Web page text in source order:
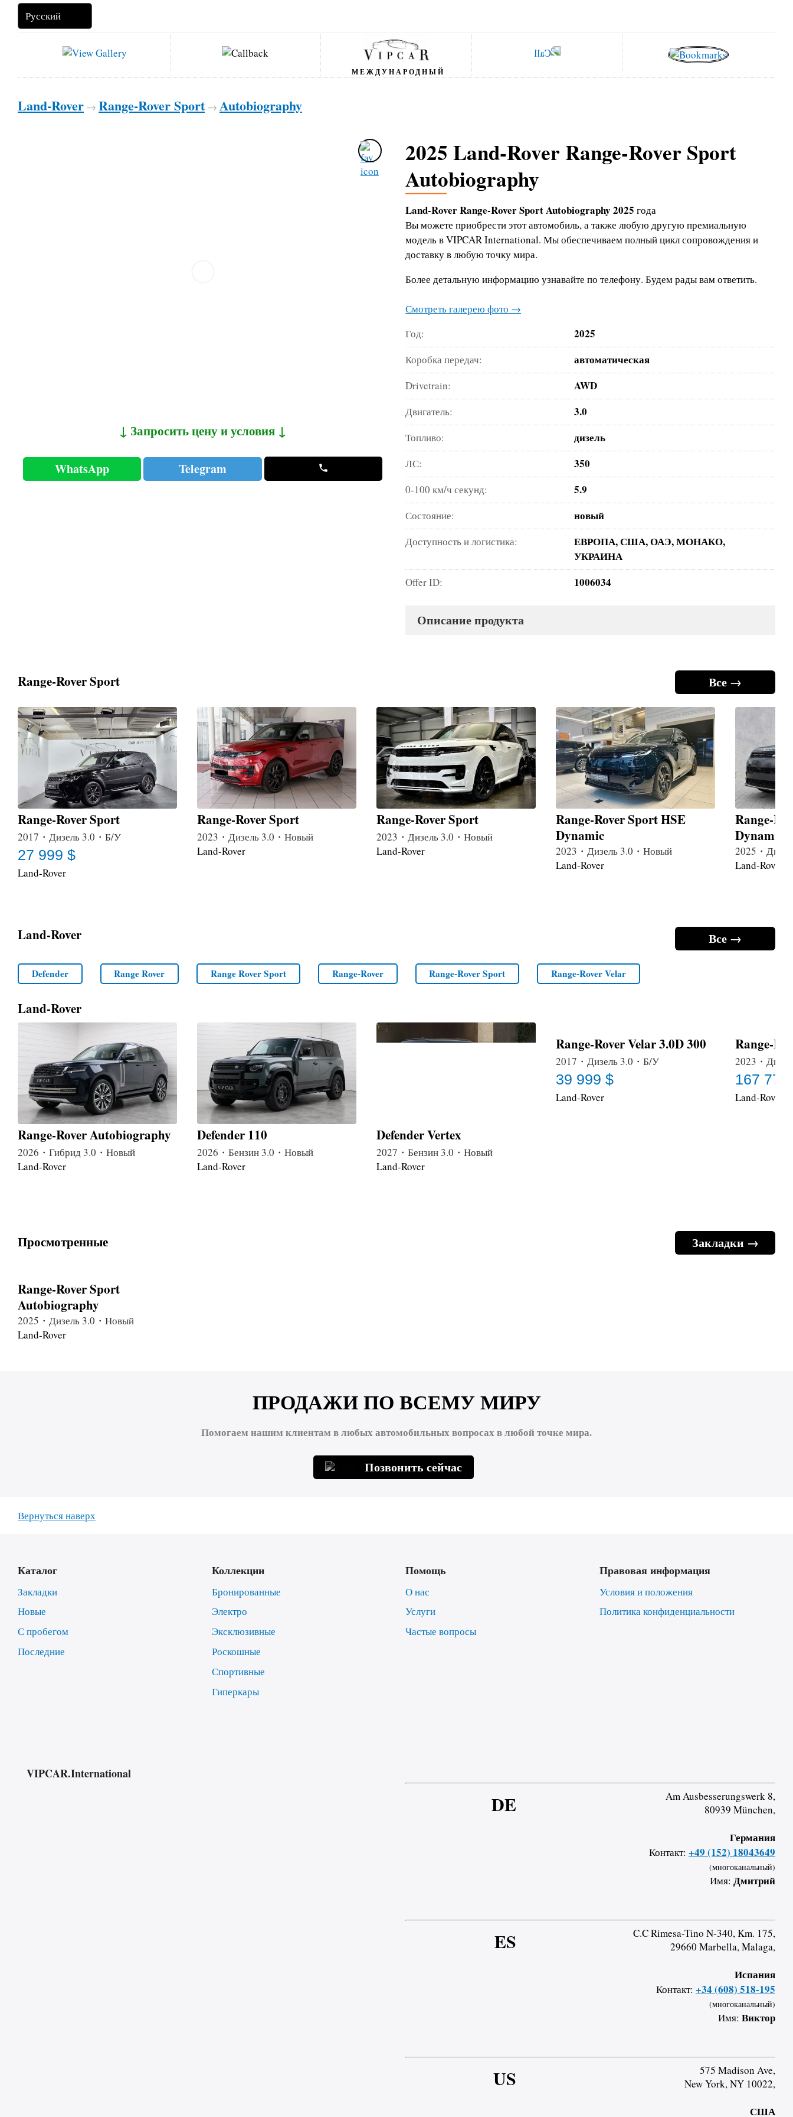
МЕЖДУНАРОДНЫЙ
Land-Rover → Range-Rover Sport → Autobiography
↓ Запросить цену и условия ↓
WhatsApp Telegram
2025 Land-Rover Range-Rover Sport
Autobiography
Land-Rover Range-Rover Sport Autobiography 2025 года
Вы можете приобрести этот автомобиль, а также любую другую премиальную
модель в VIPCAR International. Мы обеспечиваем полный цикл сопровождения и
доставку в любую точку мира.
Более детальную информацию узнавайте по телефону. Будем рады вам ответить.
Смотреть галерею фото →
Год:
2025
Коробка передач: автоматическая
Drivetrain: AWD
Двигатель: 3.0
Топливо: дизель
ЛС: 350
0-100 км/ч секунд: 5.9
Состояние: новый
Доступность и логистика:
ЕВРОПА, США, ОАЭ, МОНАКО,
УКРАИНА
Offer ID: 1006034
Описание продукта
Все →
Range-Rover Sport
Range-Rover Sport
2017・Дизель 3.0・Б/У
27 999 $
Land-Rover
Range-Rover Sport
2023・Дизель 3.0・Новый
Land-Rover
Range-Rover Sport
2023・Дизель 3.0・Новый
Land-Rover
Range-Rover Sport HSE
Dynamic
2023・Дизель 3.0・Новый
Land-Rover
Range-
Dynamic
2025・
Land-Rover
Все →
Land-Rover
Defender Range Rover Range Rover Sport Range-Rover Range-Rover Sport Range-Rover Velar
Land-Rover
Range-Rover Autobiography
2026・Гибрид 3.0・Новый
Land-Rover
Defender 110
2026・Бензин 3.0・Новый
Land-Rover
Defender Vertex
2027・Бензин 3.0・Новый
Land-Rover
Range-Rover Velar 3.0D 300
2017・Дизель 3.0・Б/У
39 999 $
Land-Rover
Range-
2023・
167 777
Land-Rover
Закладки →
Просмотренные
Range-Rover Sport
Autobiography
2025・Дизель 3.0・Новый
Land-Rover
ПРОДАЖИ ПО ВСЕМУ МИРУ
Помогаем нашим клиентам в любых автомобильных вопросах в любой точке мира.
Позвонить сейчас
Вернуться наверх
Каталог
Закладки
Новые
С пробегом
Последние
Коллекции
Бронированные
Электро
Эксклюзивные
Роскошные
Спортивные
Гиперкары
Помощь
О нас
Услуги
Частые вопросы
Правовая информация
Условия и положения
Политика конфиденциальности
VIPCAR.International
DE
Am Ausbesserungswerk 8,
80939 München,
Германия
Контакт: +49 (152) 18043649
(многоканальный)
Имя: Дмитрий
ES
C.C Rimesa-Tino N-340, Km. 175,
29660 Marbella, Malaga,
Испания
Контакт: +34 (608) 518-195
(многоканальный)
Имя: Виктор
US
575 Madison Ave,
New York, NY 10022,
США